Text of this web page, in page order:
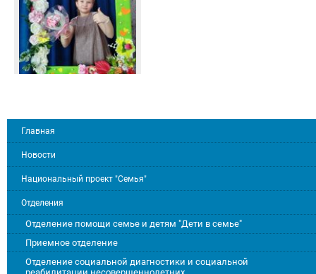
Главная
Новости
Национальный проект "Семья"
Отделения
Отделение помощи семье и детям "Дети в семье"
Приемное отделение
Отделение социальной диагностики и социальной